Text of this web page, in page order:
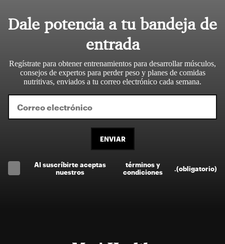
Dale potencia a tu bandeja de
entrada
Regístrate para obtener entrenamientos para desarrollar músculos,
consejos de expertos para perder peso y planes de comidas
nutritivas, enviados a tu correo electrónico cada semana.
ENVIAR
Al suscríbirte aceptas
nuestros
términos y
condiciones
(obligatorio)